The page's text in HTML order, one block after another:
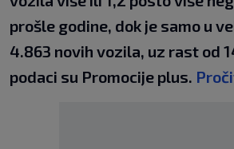
prošle godine, dok je samo u
4.863 novih vozila, uz rast od
podaci su Promocije plus.